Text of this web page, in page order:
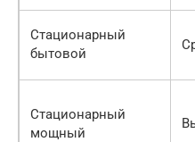
Стационарный
бытовой
Стационарный
мощный